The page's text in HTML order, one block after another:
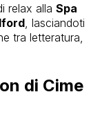
relax alla Spa
, lasciandoti
tra letteratura,
di Cime